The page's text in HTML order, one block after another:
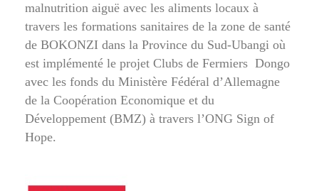
malnutrition aiguë avec les aliments locaux à
travers les formations sanitaires de la zone de santé
de BOKONZI dans la Province du Sud-Ubangi où
est implémenté le projet Clubs de Fermiers Dongo
avec les fonds du Ministère Fédéral d’Allemagne
de la Coopération Economique et du
Développement (BMZ) à travers l’ONG Sign of
Hope.